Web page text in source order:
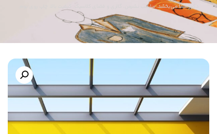
دکور شما می‌بخشد. مناسب نشیمن، گالری و فضای کلاسیک. کیفیت بالا، چاپ روی بوم.